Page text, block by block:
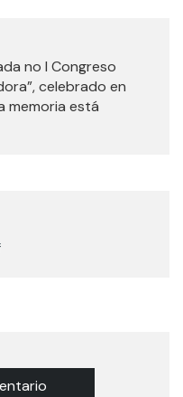
no I Congreso
celebrado en
memoria está